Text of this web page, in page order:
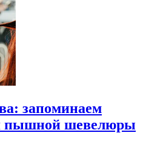
запоминаем
пышной шевелюры